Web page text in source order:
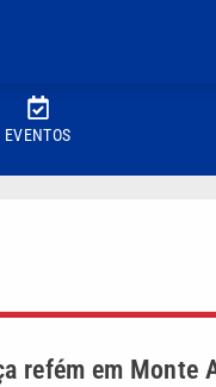
EVENTOS
refém em Monte